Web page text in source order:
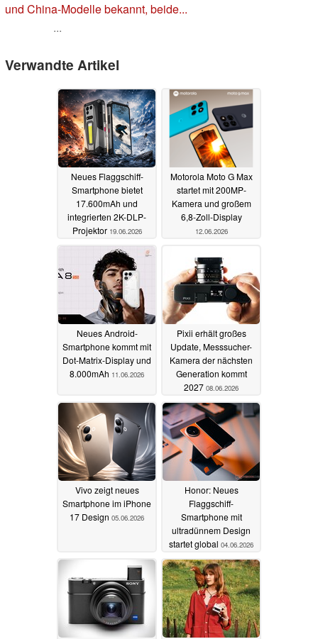
und China-Modelle bekannt, beide...
...
Verwandte Artikel
Neues Flaggschiff-
Smartphone bietet
17.600mAh und
integrierten 2K-DLP-
Projektor 19.06.2026
Motorola Moto G Max
startet mit 200MP-
Kamera und großem
6,8-Zoll-Display
12.06.2026
Neues Android-
Smartphone kommt mit
Dot-Matrix-Display und
8.000mAh 11.06.2026
Pixii erhält großes
Update, Messsucher-
Kamera der nächsten
Generation kommt
2027 08.06.2026
Vivo zeigt neues
Smartphone im iPhone
17 Design 05.06.2026
Honor: Neues
Flaggschiff-
Smartphone mit
ultradünnem Design
startet global 04.06.2026